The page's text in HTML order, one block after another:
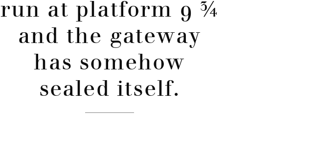
run at platform 9 ¾
and the gateway
has somehow
sealed itself.